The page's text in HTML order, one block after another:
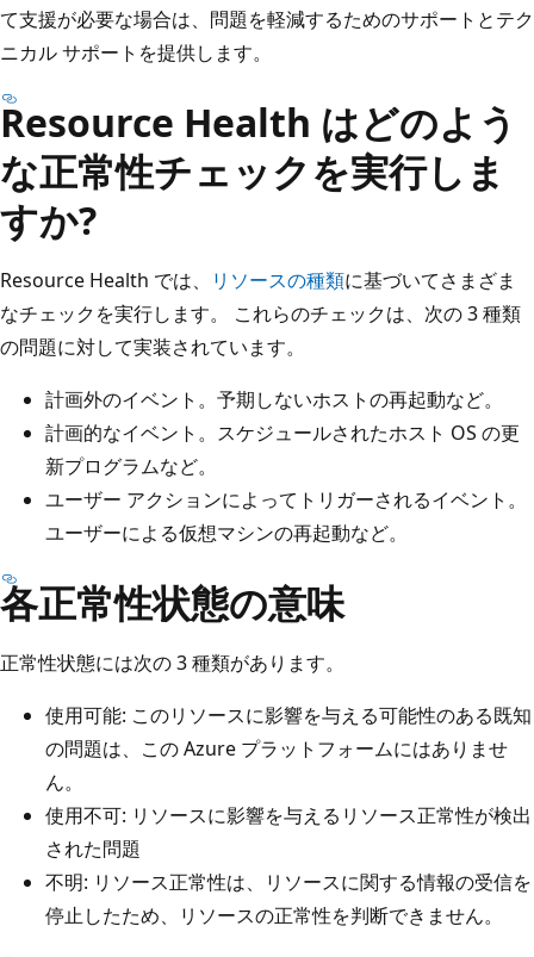
て支援が必要な場合は、問題を軽減するためのサポートとテク
ニカル サポートを提供します。
Resource Health はどのよう
な正常性チェックを実行しま
すか?
Resource Health では、 リソースの種類に基づいてさまざま
なチェックを実行します。 これらのチェックは、次の 3 種類
の問題に対して実装されています。
計画外のイベント。予期しないホストの再起動など。
計画的なイベント。スケジュールされたホスト OS の更
新プログラムなど。
ユーザー アクションによってトリガーされるイベント。
ユーザーによる仮想マシンの再起動など。
各正常性状態の意味
正常性状態には次の 3 種類があります。
使用可能: このリソースに影響を与える可能性のある既知
の問題は、この Azure プラットフォームにはありませ
ん。
使用不可: リソースに影響を与えるリソース正常性が検出
された問題
不明: リソース正常性は、リソースに関する情報の受信を
停止したため、リソースの正常性を判断できません。